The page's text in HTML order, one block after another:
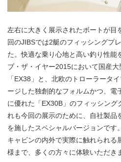
左右に大きく展示されたボートが目
回のJIBSでは2艇のフィッシングプ
た。快適な乗り心地と高い釣り性能
ブ・ザ・イヤー2015において国産
「EX38」と、北欧のトローラータ
ージした独創的なフォルムかつ、電
に優れた「EX30B」のフィッシン
れも今回の展示のために、自社製品
を施したスペシャルバージョンです。
キャビンの内外で実際に触れられる
様まで、多くの方々に体験いただき